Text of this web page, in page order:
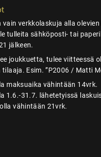
verkkolaskuja alla olevien
tulleita sähköposti- tai
jälkeen.
joukkuetta, tulee viitteessä
tilaaja. Esim. ”P2006 / Matti
maksuaika vähintään 14vrk.
1.6.-31.7. lähetetyissä
vähintään 21vrk.